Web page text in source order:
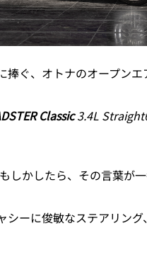
捧ぐ、オトナのオープンエ
Classic 3.4L
しかしたら、その言葉が
シーに俊敏なステアリン